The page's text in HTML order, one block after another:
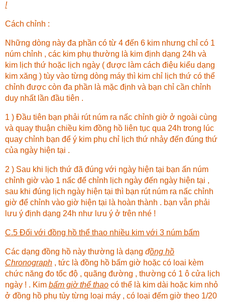
!
Cách chỉnh :
Những dòng này đa phần có từ 4 đến 6 kim nhưng chỉ có 1
núm chỉnh , các kim phụ thường là kim định dạng 24h và
kim lịch thứ hoặc lịch ngày ( được làm cách điệu kiểu dạng
kim xăng ) tùy vào từng dòng máy thì kim chỉ lịch thứ có thể
chỉnh được còn đa phần là mặc định và bạn chỉ cần chỉnh
duy nhất lần đầu tiên .
1 ) Đầu tiên bạn phải rút núm ra nấc chỉnh giờ ở ngoài cùng
và quay thuận chiều kim đồng hồ liên tục qua 24h trong lúc
quay chỉnh bạn để ý kim phụ chỉ lịch thứ nhảy đến đúng thứ
của ngày hiện tại .
2 ) Sau khi lịch thứ đã đúng với ngày hiện tại bạn ấn núm
chỉnh giờ vào 1 nấc để chỉnh lịch ngày đến ngày hiện tại ,
sau khi đúng lịch ngày hiện tại thì bạn rút núm ra nấc chỉnh
giờ để chỉnh vào giờ hiện tại là hoàn thành . bạn vẫn phải
lưu ý định dạng 24h như lưu ý ở trên nhé !
C.5 Đối với đồng hồ thể thao nhiều kim với 3 núm bấm
Các dạng đồng hồ này thường là dạng đồng hồ
Chronograph , tức là đồng hồ bấm giờ hoặc có loai kèm
chức năng đo tốc độ , quãng đường , thường có 1 ô cửa lịch
ngày ! . Kim bấm giờ thể thao có thể là kim dài hoặc kim nhỏ
ở đồng hồ phụ tùy từng loại máy , có loại đếm giờ theo 1/20